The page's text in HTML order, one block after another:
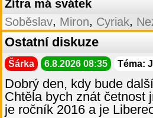
Zítra má svátek
Soběslav, Miron, Cyriak,
Ostatní diskuze
Šárka 6.8.2026 08:35 Téma:
Dobrý den, kdy bude
Chtěla bych znát četnost
je ročník 2016 a je